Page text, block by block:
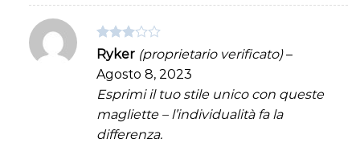
Valutato
su 5
Ryker (proprietario verificato) –
Agosto 8, 2023
Esprimi il tuo stile unico con queste
magliette – l’individualità fa la
differenza.